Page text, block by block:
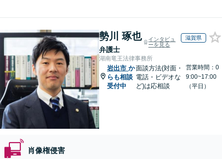
勢川 琢也
弁護士
インタビュ
ーを見る
滋賀県
湖南竜王法律事務所
岩出市 か
らも相談
受付中
面談方法(対面・
電話・ビデオな
ど)は応相談
営業時間：0
9:00~17:00
（平日）
肖像権侵害